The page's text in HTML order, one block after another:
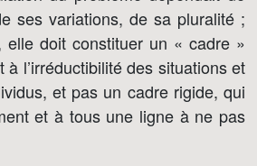
ses variations, de sa pluralité ;
doit constituer un « cadre »
à l’irréductibilité des situations et
et pas un cadre rigide, qui
et à tous une ligne à ne pas